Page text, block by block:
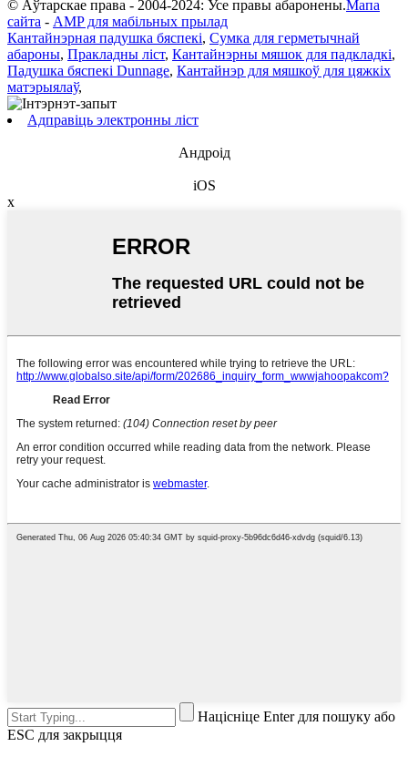
© Аўтарскае права - 2004-2024: Усе правы абаронены.Мапа
сайта - AMP для мабільных прылад
Кантайнэрная падушка бяспекі, Сумка для герметычнай
абароны, Пракладны ліст, Кантайнэрны мяшок для падкладкі,
Падушка бяспекі Dunnage, Кантайнэр для мяшкоў для цяжкіх
матэрыялаў,
Адправіць электронны ліст
Андроід
iOS
x
Націсніце Enter для пошуку або
ESC для закрыцця